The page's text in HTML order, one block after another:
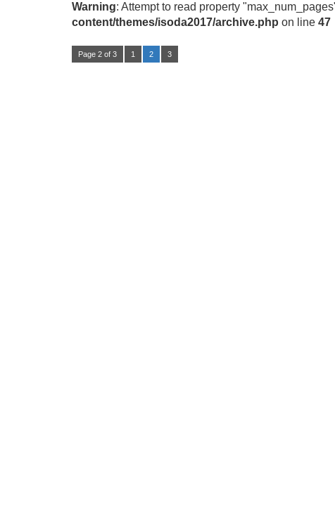
Warning: Attempt to read property
content/themes/isoda2017/archive.php on line 47
Page 2 of 3 1 2 3